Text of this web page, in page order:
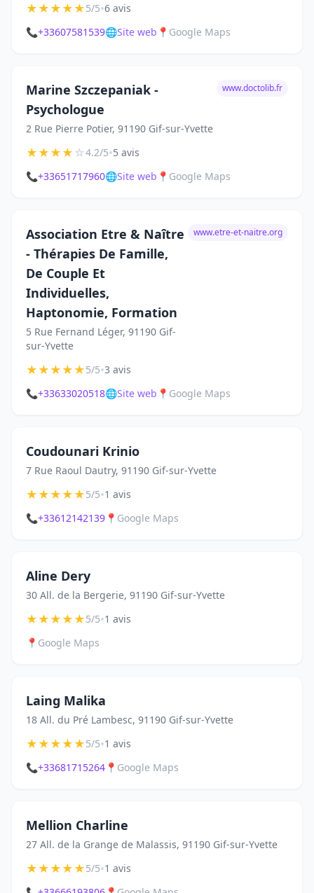
★★★★★5/5•6 avis
📞+33607581539🌐Site web 📍 Google Maps
Marine Szczepaniak -
Psychologue
2 Rue Pierre Potier, 91190 Gif-sur-Yvette
www.doctolib.fr
★★★★☆4.2/5•5 avis
📞+33651717960🌐Site web 📍 Google Maps
Association Etre & Naître
- Thérapies De Famille,
De Couple Et
Individuelles,
Haptonomie, Formation
5 Rue Fernand Léger, 91190 Gif-
sur-Yvette
www.etre-et-naitre.org
★★★★★5/5•3 avis
📞+33633020518🌐Site web 📍 Google Maps
Coudounari Krinio
7 Rue Raoul Dautry, 91190 Gif-sur-Yvette
★★★★★5/5•1 avis
📞+33612142139 📍 Google Maps
Aline Dery
30 All. de la Bergerie, 91190 Gif-sur-Yvette
★★★★★5/5•1 avis
📍 Google Maps
Laing Malika
18 All. du Pré Lambesc, 91190 Gif-sur-Yvette
★★★★★5/5•1 avis
📞+33681715264 📍 Google Maps
Mellion Charline
27 All. de la Grange de Malassis, 91190 Gif-sur-Yvette
★★★★★5/5•1 avis